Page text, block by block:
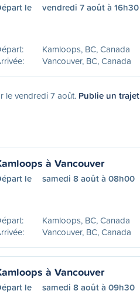
le vendredi 7 août à 16h30
Kamloops, BC, Canada
Vancouver, BC, Canada
le vendredi 7 août. Publie un trajet
à Vancouver
le samedi 8 août à 08h00
Kamloops, BC, Canada
Vancouver, BC, Canada
à Vancouver
le samedi 8 août à 09h30